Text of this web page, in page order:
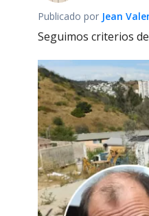
Publicado por Jean
Seguimos criterios de